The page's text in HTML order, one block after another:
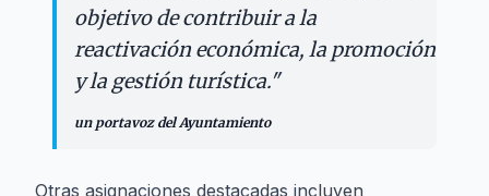
objetivo de contribuir a la
reactivación económica, la promoción
y la gestión turística."
un portavoz del Ayuntamiento
Otras asignaciones destacadas incluyen